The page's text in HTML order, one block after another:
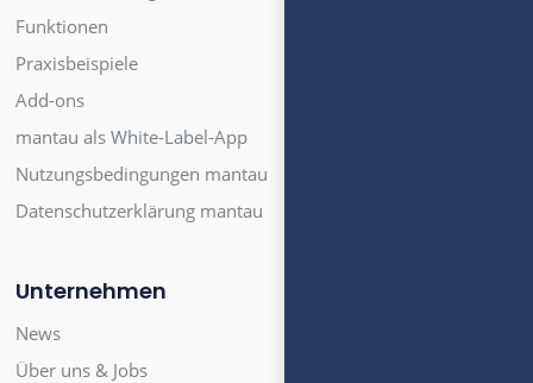
Funktionen
Praxisbeispiele
Add-ons
mantau als White-Label-App
Nutzungsbedingungen mantau
Datenschutzerklärung mantau
Unternehmen
News
Über uns & Jobs